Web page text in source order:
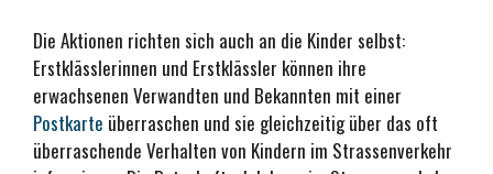
Die Aktionen richten sich auch an die Kinder selbst:
Erstklässlerinnen und Erstklässler können ihre
erwachsenen Verwandten und Bekannten mit einer
Postkarte überraschen und sie gleichzeitig über das oft
überraschende Verhalten von Kindern im Strassenverkehr